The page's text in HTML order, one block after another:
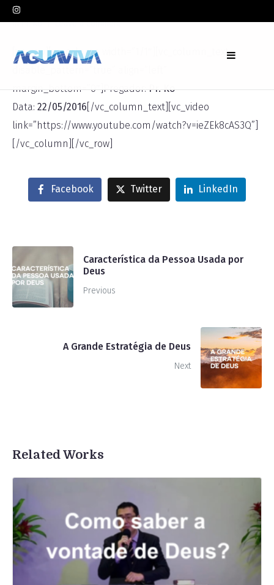
InPr. Ko Leave a comment
[vc_row][vc_column width=”1/1″][vc_column_text
margin_bottom=”0″]Pregador:Pr. Ko
Data: 22/05/2016 [/vc_column_text][vc_video
link=”https://www.youtube.com/watch?v=ieZEk8cAS3Q”]
[/vc_column][/vc_row]
Facebook Twitter LinkedIn
Característica da Pessoa Usada por
Deus
Previous
A Grande Estratégia de Deus
Next
Related Works